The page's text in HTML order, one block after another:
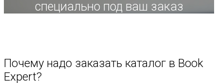
специально под ваш заказ
Почему надо заказать каталог в Book
Expert?